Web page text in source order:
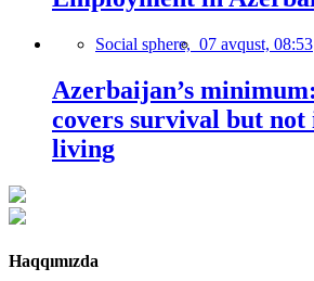
Social sphere, 07 avqust, 08:53
Azerbaijan’s
covers survival but not
living
Haqqımızda